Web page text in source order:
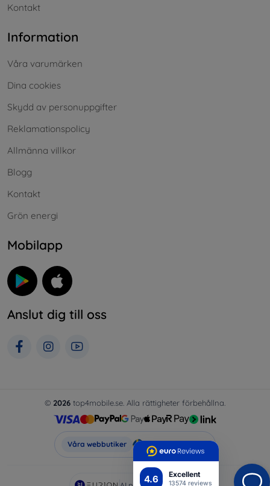
4.6 Excellent
13574 reviews
Kontakt
Information
Våra varumärken
Dina cookies
Skydd av personuppgifter
Reklamationspolicy
Allmänna villkor
Blogg
Kontakt
Grön energi
Mobilapp
Anslut dig till oss
© 2026 top4mobile.se. Alla rättigheter förbehållna.
Våra webbutiker Top4Mobile.se